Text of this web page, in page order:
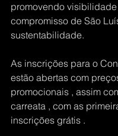
promovendo
compromisso de São
sustentabilidade.
As inscrições para o
estão abertas com
promocionais , assim
carreata , com as
inscrições grátis .